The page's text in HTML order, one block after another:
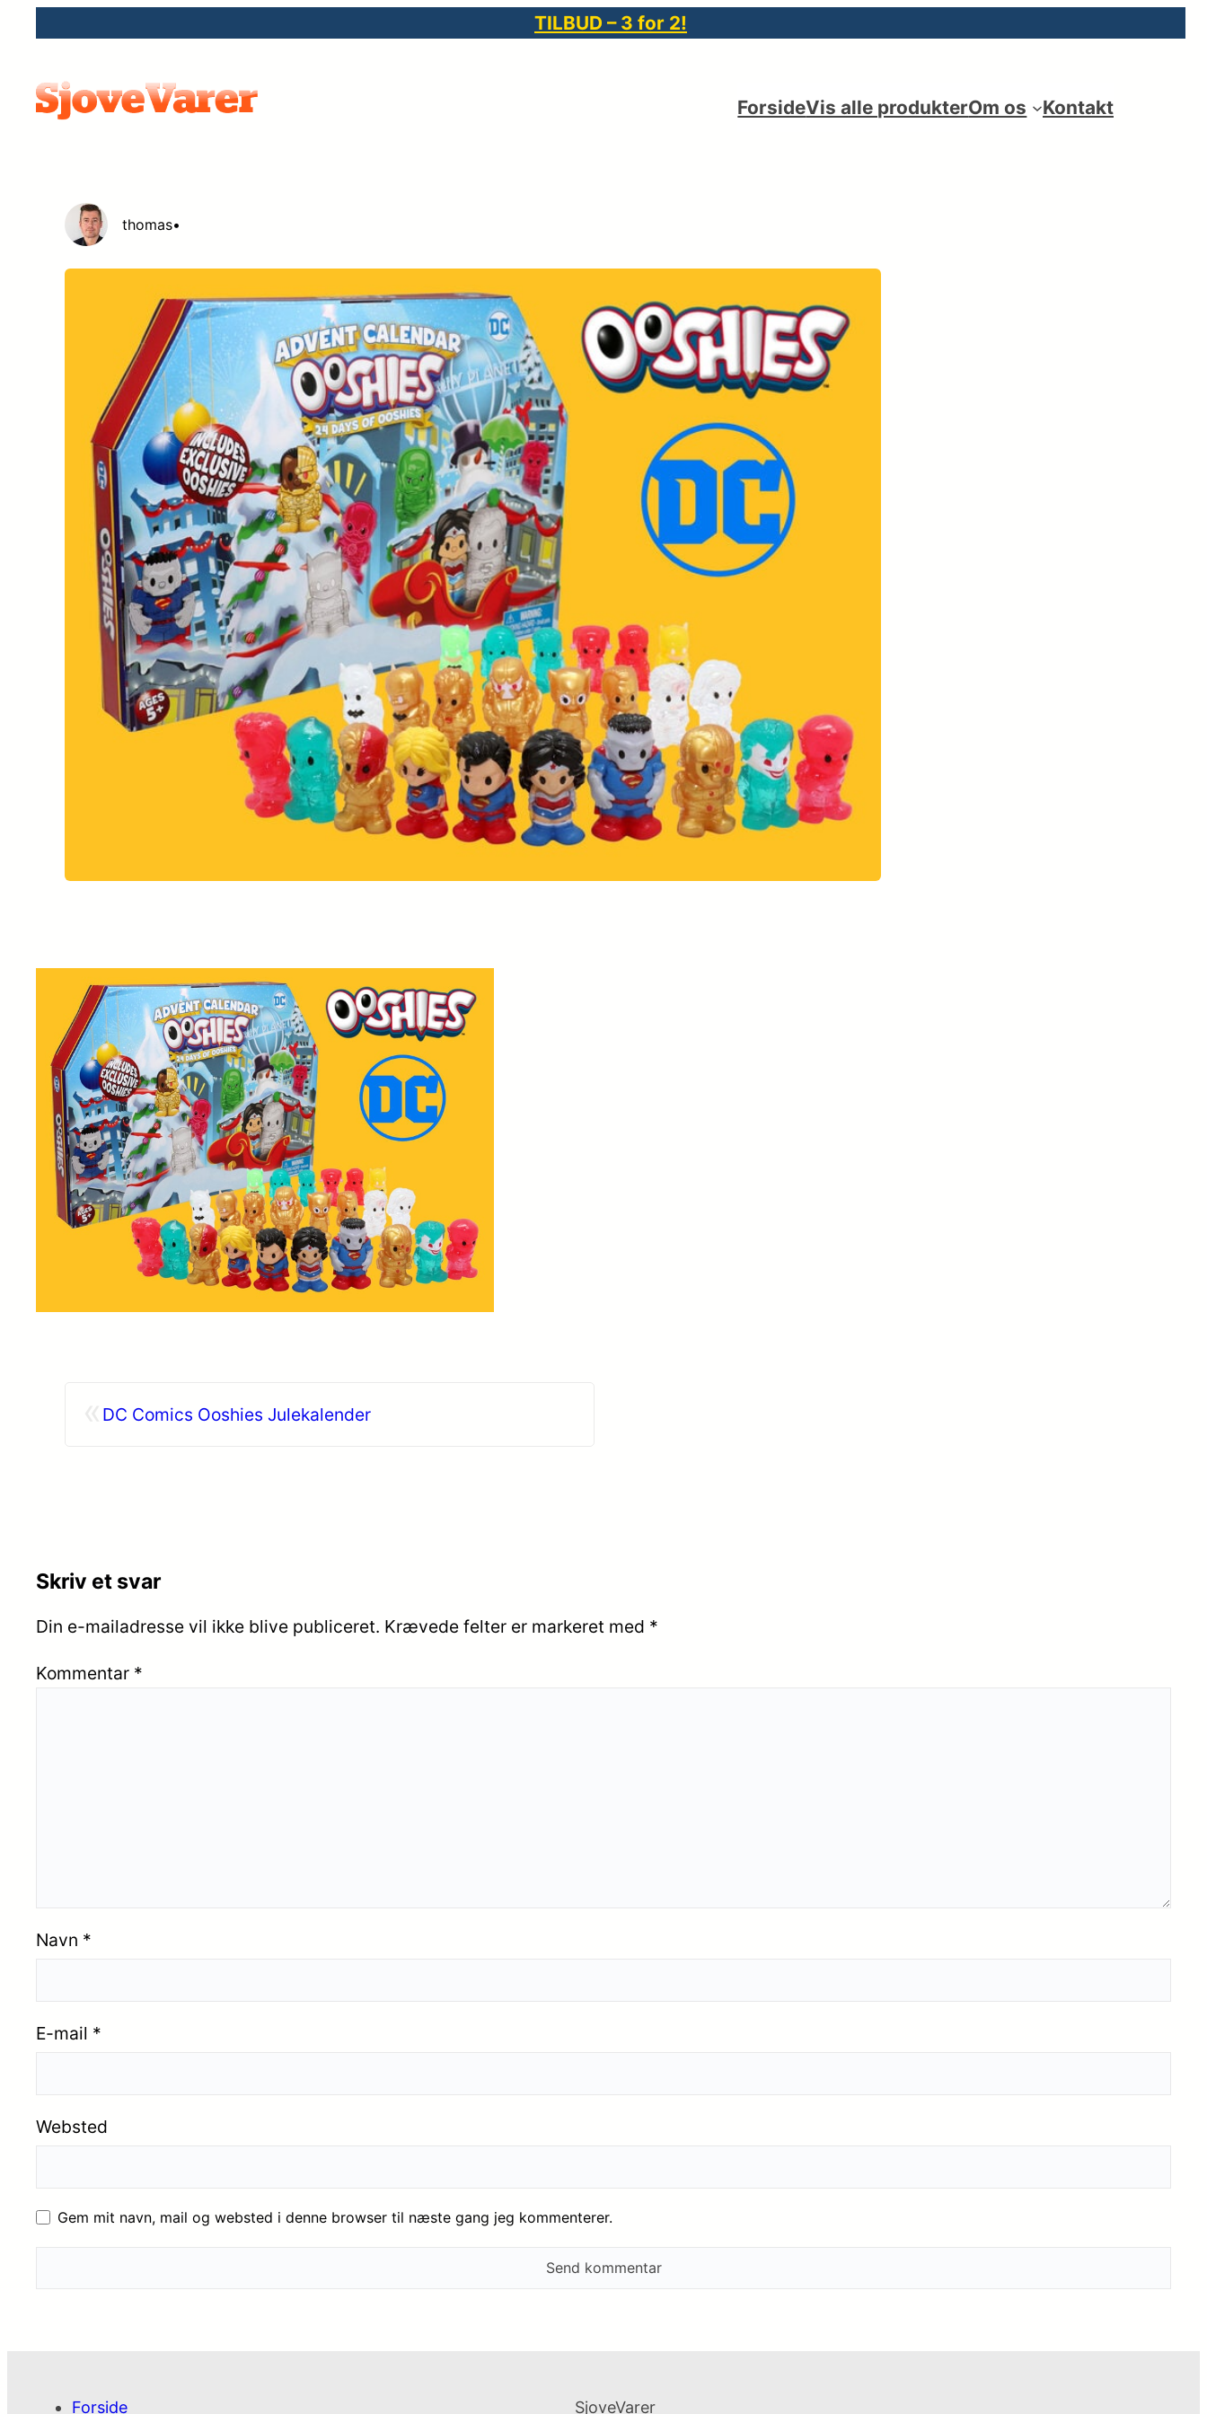
indhold
TILBUD – 3 for 2!
ForsideVis alle produkterOm os Kontakt
thomas•
DC Comics Ooshies Julekalender
Skriv et svar
Din e-mailadresse vil ikke blive publiceret. Krævede felter er markeret med *
Kommentar *
Navn *
E-mail *
Websted
Gem mit navn, mail og websted i denne browser til næste gang jeg kommenterer.
Forside SjoveVarer